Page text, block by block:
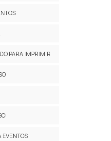
PARA IMPRIMIR
EVENTOS